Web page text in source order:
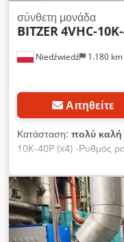
Niedźwiedź 1.180 km
σύνθετη μονάδα
BITZER 4VHC-
Αιτηθείτε
Κατάσταση: πολύ καλή
10K-40P (x4) -Ρυθμός
-Περιλαμβάνεται το
-Ικανότητα ψύξης για
-30°C/40°C. 3400 x
2520 x 500 x 2270 mm
αποθέματος: Z95 -
Credevb T R Hepfx